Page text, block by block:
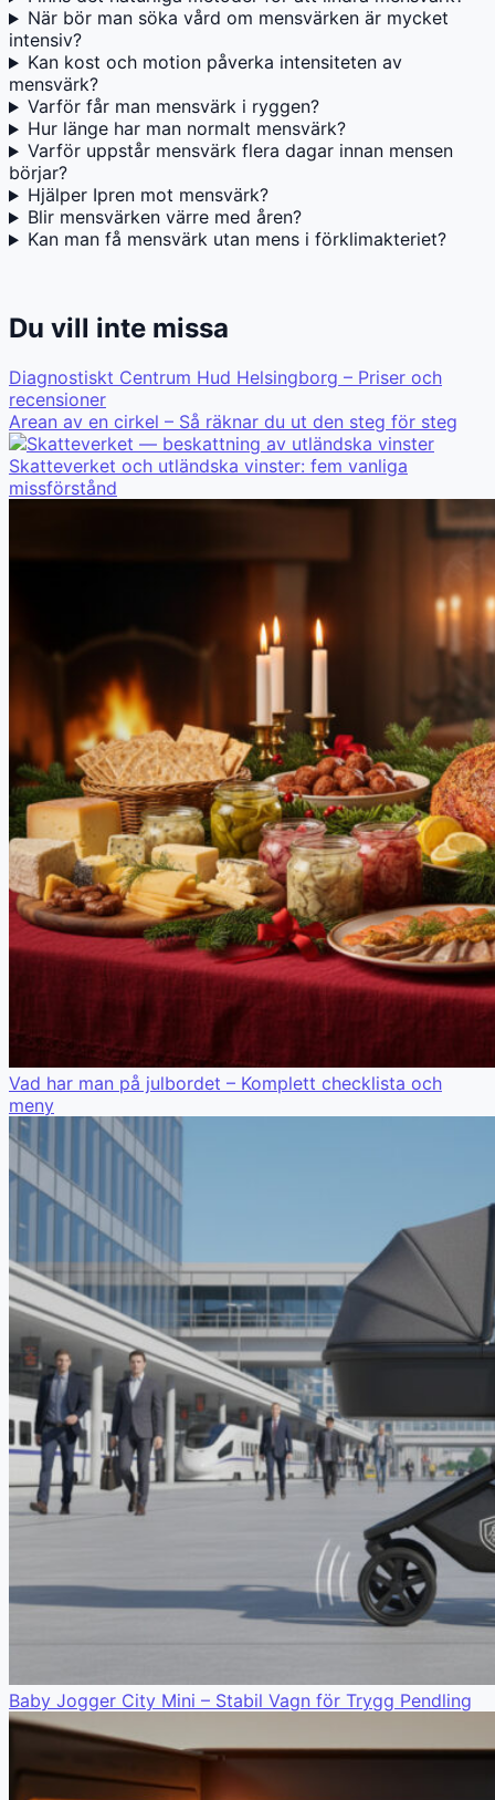
När bör man söka vård om mensvärken är mycket
intensiv?
Kan kost och motion påverka intensiteten av
mensvärk?
Varför får man mensvärk i ryggen?
Hur länge har man normalt mensvärk?
Varför uppstår mensvärk flera dagar innan mensen
börjar?
Hjälper Ipren mot mensvärk?
Blir mensvärken värre med åren?
Kan man få mensvärk utan mens i förklimakteriet?
Du vill inte missa
Diagnostiskt Centrum Hud Helsingborg – Priser och
recensioner
Arean av en cirkel – Så räknar du ut den steg för steg
Skatteverket och utländska vinster: fem vanliga
missförstånd
Vad har man på julbordet – Komplett checklista och
meny
Baby Jogger City Mini – Stabil Vagn för Trygg Pendling